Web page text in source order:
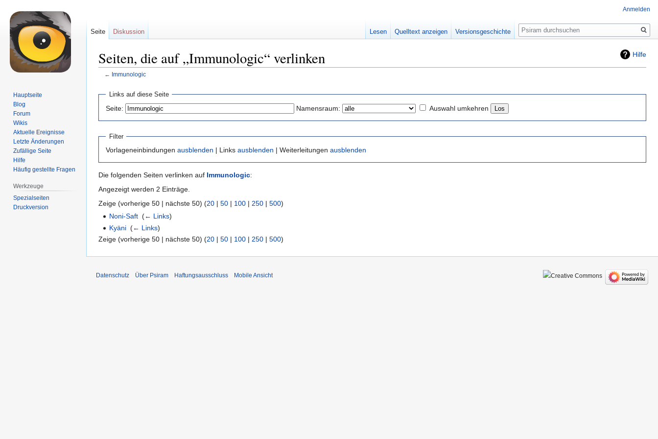
Hilfe
Seiten, die auf „Immunologic“ verlinken
← Immunologic
Navigation
springen
springen
Links auf diese Seite
Seite: Namensraum: Auswahl umkehren
Filter
Vorlageneinbindungen ausblenden | Links ausblenden | Weiterleitungen ausblenden
Die folgenden Seiten verlinken auf Immunologic:
Angezeigt werden 2 Einträge.
Zeige (vorherige 50 | nächste 50) (20 | 50 | 100 | 250 | 500)
Noni-Saft ‎(← Links)
Kyäni ‎(← Links)
Zeige (vorherige 50 | nächste 50) (20 | 50 | 100 | 250 | 500)
Anmelden
Seite Diskussion Lesen Quelltext anzeigen Versionsgeschichte
Suche
Hauptseite
Blog
Forum
Wikis
Aktuelle Ereignisse
Letzte Änderungen
Zufällige Seite
Hilfe
Häufig gestellte Fragen
Werkzeuge
Spezialseiten
Druckversion
Datenschutz Über Psiram Haftungsausschluss Mobile Ansicht